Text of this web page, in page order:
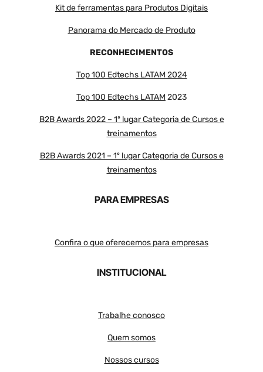
Kit de ferramentas para Produtos Digitais
Panorama do Mercado de Produto
RECONHECIMENTOS
Top 100 Edtechs LATAM 2024
Top 100 Edtechs LATAM 2023
B2B Awards 2022 – 1º lugar Categoria de Cursos e
treinamentos
B2B Awards 2021 – 1º lugar Categoria de Cursos e
treinamentos
PARA EMPRESAS
Confira o que oferecemos para empresas
INSTITUCIONAL
Trabalhe conosco
Quem somos
Nossos cursos